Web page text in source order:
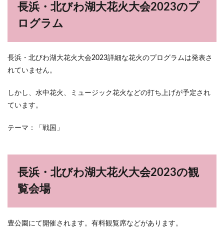
長浜・北びわ湖大花火大会2023のプ
ログラム
長浜・北びわ湖大花火大会2023詳細な花火のプログラムは発表さ
れていません。
しかし、水中花火、ミュージック花火などの打ち上げが予定され
ています。
テーマ：「戦国」
長浜・北びわ湖大花火大会2023の観
覧会場
豊公園にて開催されます。有料観覧席などがあります。